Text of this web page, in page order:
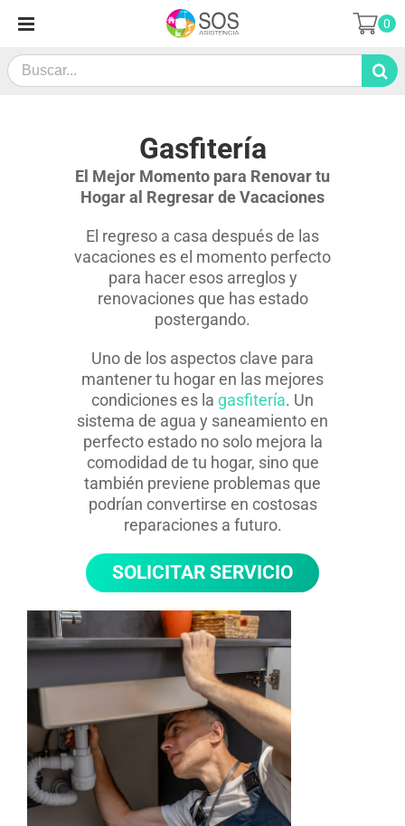
contenido
Search
for:
0
Gasfitería
El Mejor Momento para Renovar tu
Hogar al Regresar de Vacaciones
El regreso a casa después de las
vacaciones es el momento perfecto
para hacer esos arreglos y
renovaciones que has estado
postergando.
Uno de los aspectos clave para
mantener tu hogar en las mejores
condiciones es la gasfitería. Un
sistema de agua y saneamiento en
perfecto estado no solo mejora la
comodidad de tu hogar, sino que
también previene problemas que
podrían convertirse en costosas
reparaciones a futuro.
SOLICITAR SERVICIO